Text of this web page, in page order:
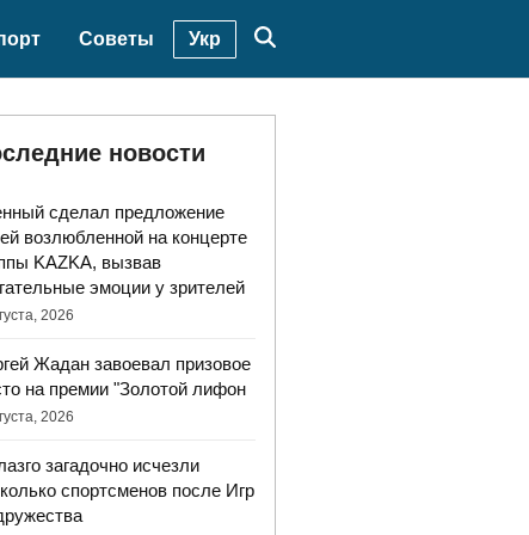
Советы Укр
новости
сделал предложение
возлюбленной на концерте
KAZKA, вызвав
эмоции у зрителей
2026
Жадан завоевал призовое
на премии "Золотой лифон
2026
загадочно исчезли
спортсменов после Игр